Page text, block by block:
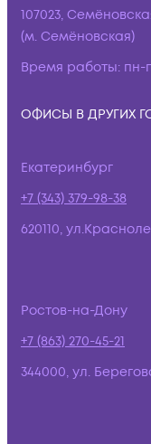
107023,
(м. Семёновская)
Время работы: пн-
ОФИСЫ В ДРУГИХ
Екатеринбург
+7 (343) 379-98-38
620110,
Ростов-на-Дону
+7 (863) 270-45-21
344000, ул.